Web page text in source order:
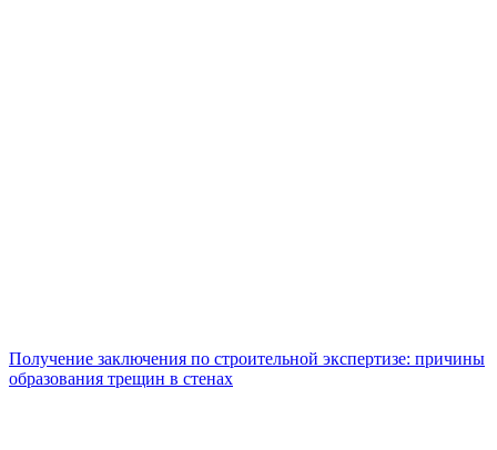
Получение заключения по строительной экспертизе: причины
образования трещин в стенах